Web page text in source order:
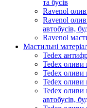
та бусів
Ravenol
Ravenol
автобусів,
Ravenol
Мастильні
Tedex
Tedex оливи
Tedex оливи
Tedex оливи
Tedex оливи
автобусів,